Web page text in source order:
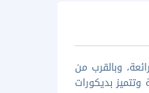
وبالقرب من
بديكورات